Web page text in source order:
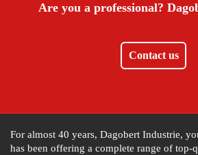
Are you a professional?
Contact us
For almost 40 years, Dagobert Industrie,
has been offering a complete range of top-